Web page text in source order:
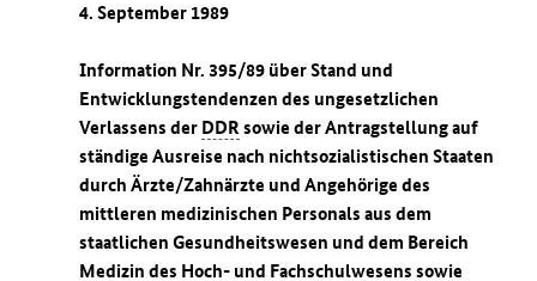
4. September 1989
Information Nr. 395/89 über Stand und
Entwicklungstendenzen des ungesetzlichen
Verlassens der DDRsowie der Antragstellung auf
ständige Ausreise nach nichtsozialistischen Staaten
durch Ärzte/Zahnärzte und Angehörige des
mittleren medizinischen Personals aus dem
staatlichen Gesundheitswesen und dem Bereich
Medizin des Hoch- und Fachschulwesens sowie